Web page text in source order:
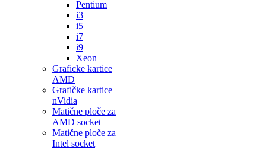
Pentium
i3
i5
i7
i9
Xeon
Graficke kartice
AMD
Grafičke kartice
nVidia
Matične ploče za
AMD socket
Matične ploče za
Intel socket